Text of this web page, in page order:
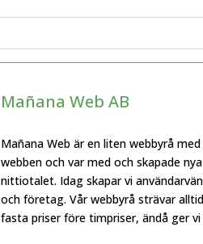
Mañana Web AB
Mañana Web är en liten webbyrå
webben och var med och skapade
nittiotalet. Idag skapar vi
och företag. Vår webbyrå strävar
fasta priser före timpriser, ändå ger